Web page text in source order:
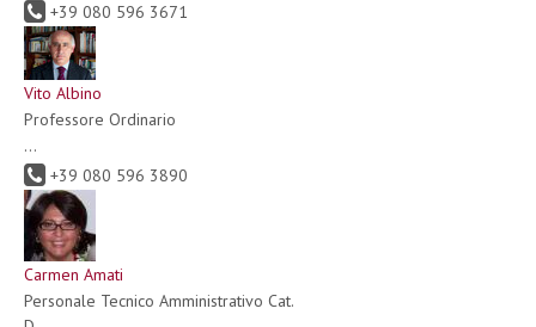
+39 080 596 3671
Vito Albino
Professore Ordinario
...
+39 080 596 3890
Carmen Amati
Personale Tecnico Amministrativo Cat.